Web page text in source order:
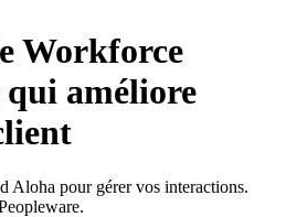
Workforce
améliore
Aloha pour gérer vos interactions.